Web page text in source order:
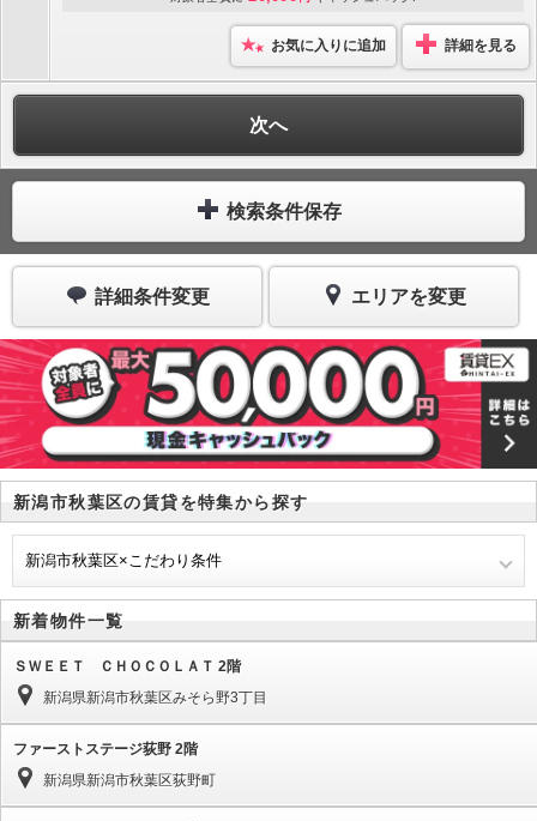
お気に入りに追加 詳細を見る
次へ
検索条件保存
詳細条件変更 エリアを変更
新潟市秋葉区の賃貸を特集から探す
新潟市秋葉区×こだわり条件
新着物件一覧
ＳＷＥＥＴ ＣＨＯＣＯＬＡＴ 2階
新潟県新潟市秋葉区みそら野3丁目
ファーストステージ荻野 2階
新潟県新潟市秋葉区荻野町